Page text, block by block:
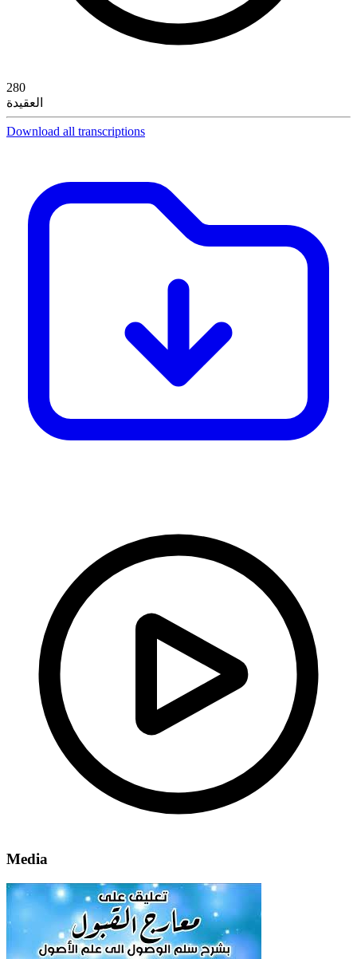
280
العقيدة
Download all transcriptions
Media